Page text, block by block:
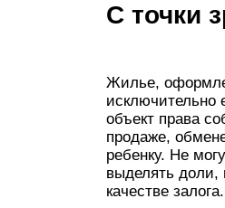
С точки
Жилье,
исключительно
объект права
продаже,
ребенку. Не
выделять доли,
качестве залога.